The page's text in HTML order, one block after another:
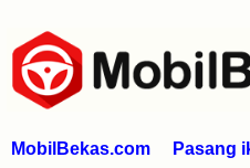
MobilBekas.com Pasang